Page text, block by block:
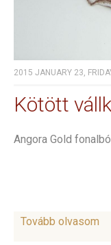
2015 JANUARY 23,
Kötött
Angora Gold
Tovább olvasom